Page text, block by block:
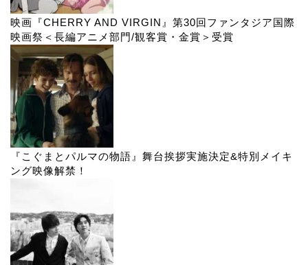
映画『CHERRY AND VIRGIN』第30回ファンタジア国際
映画祭＜長編アニメ部門/観客賞・金賞＞受賞
『こぐまとパルマの物語』舞台挨拶実施決定&特別メイキ
ング映像解禁！